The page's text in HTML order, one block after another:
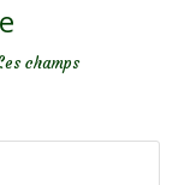
champs